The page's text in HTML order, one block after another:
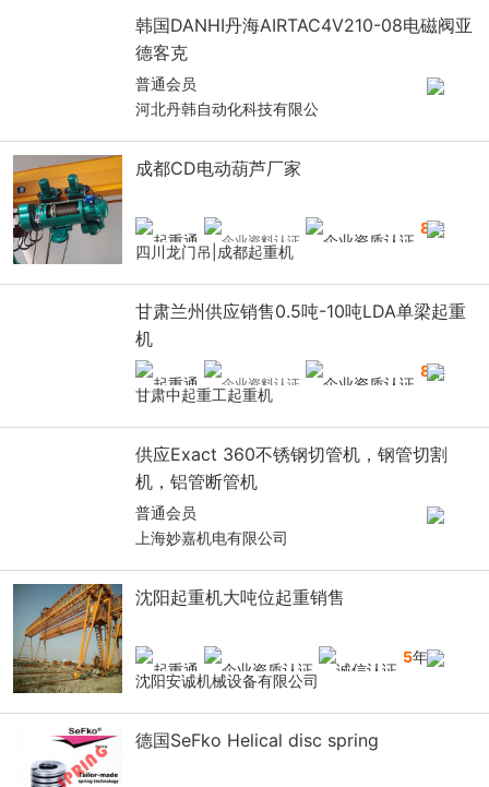
韩国DANHI丹海AIRTAC4V210-08电磁阀亚
德客克
普通会员
河北丹韩自动化科技有限公
成都CD电动葫芦厂家
8年
四川龙门吊|成都起重机
甘肃兰州供应销售0.5吨-10吨LDA单梁起重
机
8年
甘肃中起重工起重机
供应Exact 360不锈钢切管机，钢管切割
机，铝管断管机
普通会员
上海妙嘉机电有限公司
沈阳起重机大吨位起重销售
5年
沈阳安诚机械设备有限公司
德国SeFko Helical disc spring